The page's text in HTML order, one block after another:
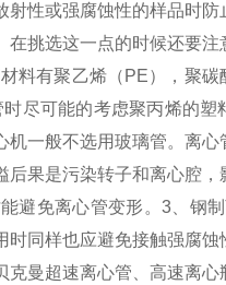
性或强腐蚀性的样品时
挑选这一点的时候还要
料有聚乙烯（PE），聚
尽可能的考虑聚丙烯的
一般不选用玻璃管。离
果是污染转子和离心腔
避免离心管变形。3、钢
同样也应避免接触强腐
曼超速离心管、高速离